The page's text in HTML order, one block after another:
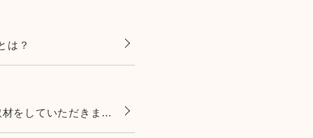
は？
MBS毎日放送、夕方のニュース番組の『よんチャンTV』に取材をしていただきました。